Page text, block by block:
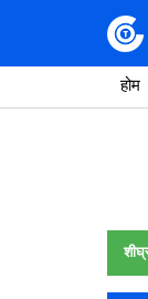
होम